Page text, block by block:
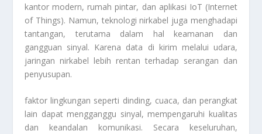
kantor modern, rumah pintar, dan aplikasi IoT (Internet
of Things). Namun, teknologi nirkabel juga menghadapi
tantangan, terutama dalam hal keamanan dan
gangguan sinyal. Karena data di kirim melalui udara,
jaringan nirkabel lebih rentan terhadap serangan dan
penyusupan.
faktor lingkungan seperti dinding, cuaca, dan perangkat
lain dapat mengganggu sinyal, mempengaruhi kualitas
dan keandalan komunikasi. Secara keseluruhan,